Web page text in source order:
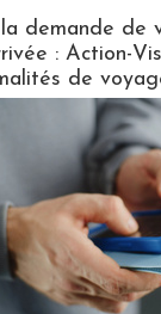
demande de
: Action-
de